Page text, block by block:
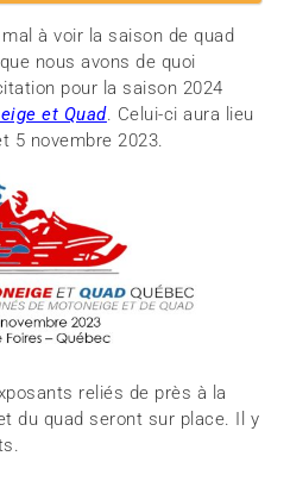
à voir la saison de quad
nous avons de quoi
pour la saison 2024
et Quad. Celui-ci aura lieu
5 novembre 2023.
reliés de près à la
du quad seront sur place. Il y